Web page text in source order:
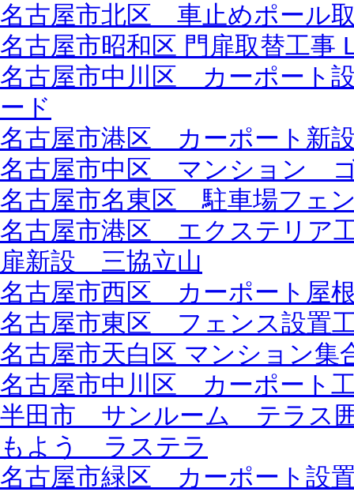
名古屋市北区 車止めポール
名古屋市昭和区 門扉取替工
名古屋市中川区 カーポート
ード
名古屋市港区 カーポート
名古屋市中区 マンション
名古屋市名東区 駐車場フェ
名古屋市港区 エクステリ
扉新設 三協立山
名古屋市西区 カーポート屋
名古屋市東区 フェンス設置
名古屋市天白区 マンション
名古屋市中川区 カーポート
半田市 サンルーム テラス
もよう ラステラ
名古屋市緑区 カーポート設